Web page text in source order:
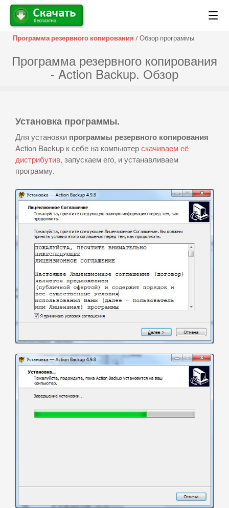
Программа резервного копирования / Обзор программы
Программа резервного копирования
- Action Backup. Обзор
Установка программы.
Для установки программы резервного копирования
Action Backup к себе на компьютерскачиваем её
дистрибутив, запускаем его, и устанавливаем
программу.